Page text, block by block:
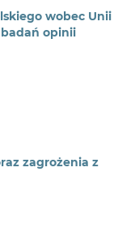
wobec Unii
opinii
zagrożenia z